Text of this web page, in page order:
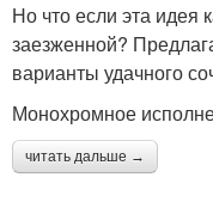
Но что если эта идея
заезженной?
варианты удачного
Монохромное
читать дальше →